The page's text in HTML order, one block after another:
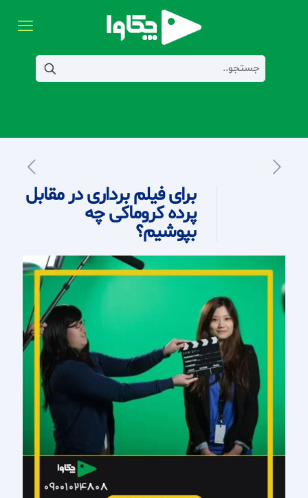
برای فیلم‌ برداری در مقابل
پرده کروماکی چه
بپوشیم؟